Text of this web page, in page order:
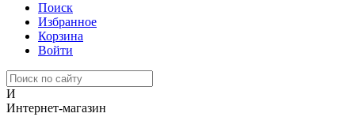
Поиск
Избранное
Корзина
Войти
И
Интернет-магазин